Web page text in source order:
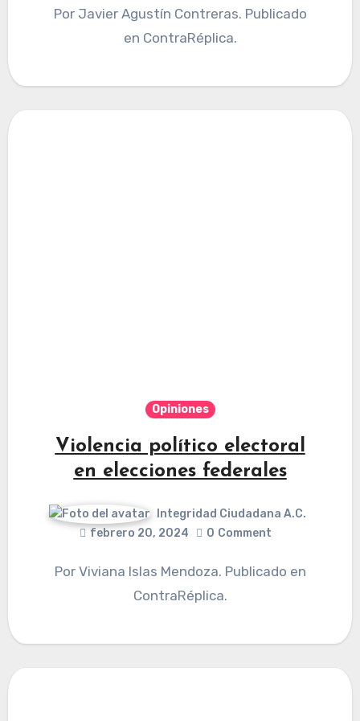
Por Javier Agustín Contreras. Publicado
en ContraRéplica.
Opiniones
Violencia político electoral
en elecciones federales
Integridad Ciudadana A.C.
febrero 20, 2024
0 Comment
Por Viviana Islas Mendoza. Publicado en
ContraRéplica.